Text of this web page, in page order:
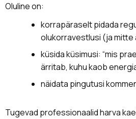
Oluline on:
korrapäraselt pidada
olukorravestlusi (ja
küsida küsimusi: “mis
ärritab, kuhu kaob
näidata pingutusi
Tugevad professionaalid harva